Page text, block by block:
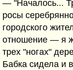
— "Началось...
росы
городского
отношение — я ж
трех "ногах"
Бабка сидела и